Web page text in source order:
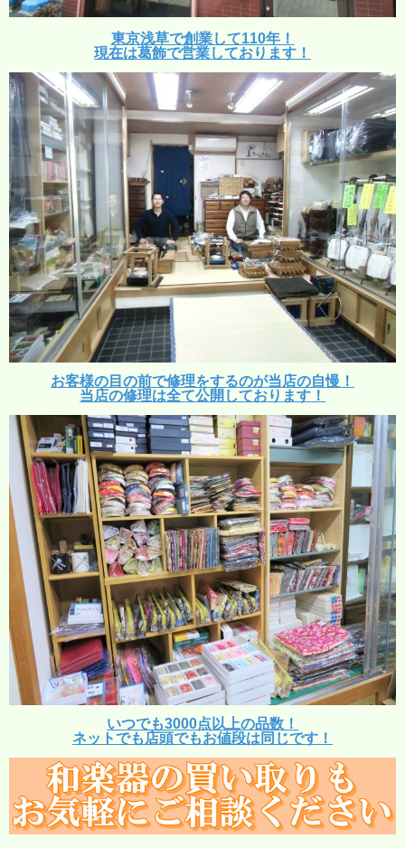
東京浅草で創業して110年！
現在は葛飾で営業しております！
お客様の目の前で修理をするのが当店の自慢！
当店の修理は全て公開しております！
いつでも3000点以上の品数！
ネットでも店頭でもお値段は同じです！